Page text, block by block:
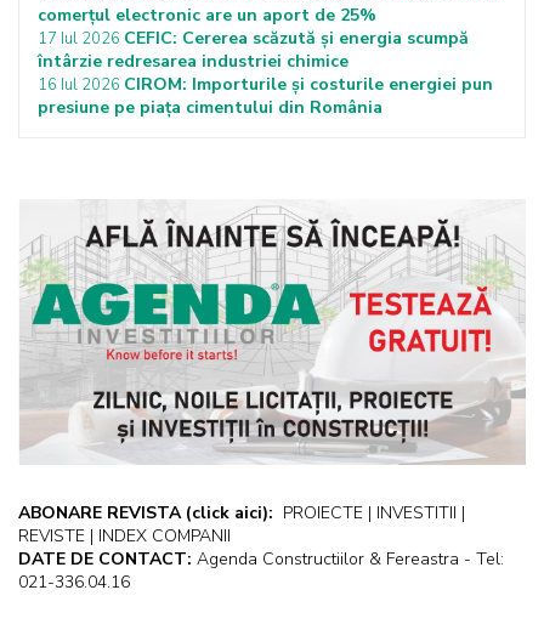
comerțul electronic are un aport de 25%
17 Iul 2026 CEFIC: Cererea scăzută și energia scumpă
întârzie redresarea industriei chimice
16 Iul 2026 CIROM: Importurile și costurile energiei pun
presiune pe piața cimentului din România
ABONARE REVISTA (click aici): PROIECTE | INVESTITII |
REVISTE | INDEX COMPANII
DATE DE CONTACT: Agenda Constructiilor & Fereastra - Tel:
021-336.04.16